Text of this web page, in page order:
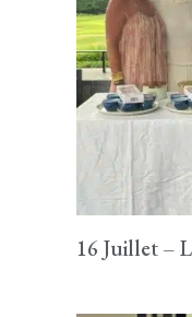
16 Juillet –